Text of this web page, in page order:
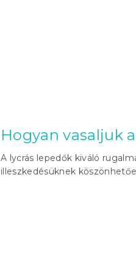
Hogyan vasaljuk
A lycrás lepedők kiváló
illeszkedésüknek